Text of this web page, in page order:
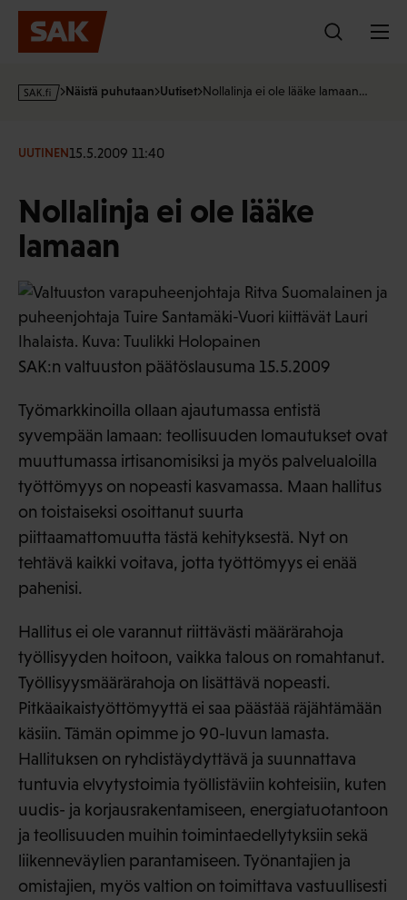
Hyppää
sisältöön
s
·
Näistä puhutaan Uutiset Nollalinja ei ole lääke lamaan…
UUTINEN15.5.2009 11:40
Nollalinja ei ole lääke
lamaan
SAK:n valtuuston päätöslausuma 15.5.2009
Työmarkkinoilla ollaan ajautumassa entistä
syvempään lamaan: teollisuuden lomautukset ovat
muuttumassa irtisanomisiksi ja myös palvelualoilla
työttömyys on nopeasti kasvamassa. Maan hallitus
on toistaiseksi osoittanut suurta
piittaamattomuutta tästä kehityksestä. Nyt on
tehtävä kaikki voitava, jotta työttömyys ei enää
pahenisi.
Hallitus ei ole varannut riittävästi määrärahoja
työllisyyden hoitoon, vaikka talous on romahtanut.
Työllisyysmäärärahoja on lisättävä nopeasti.
Pitkäaikaistyöttömyyttä ei saa päästää räjähtämään
käsiin. Tämän opimme jo 90-luvun lamasta.
Hallituksen on ryhdistäydyttävä ja suunnattava
tuntuvia elvytystoimia työllistäviin kohteisiin, kuten
uudis- ja korjausrakentamiseen, energiatuotantoon
ja teollisuuden muihin toimintaedellytyksiin sekä
liikenneväylien parantamiseen. Työnantajien ja
omistajien, myös valtion on toimittava vastuullisesti